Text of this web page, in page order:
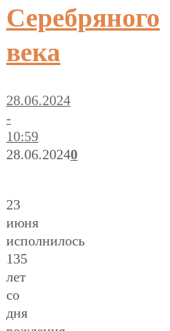
Серебряного
века
28.06.2024
-
10:59
28.06.20240
23
июня
исполнилось
135
лет
со
дня